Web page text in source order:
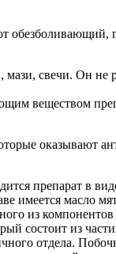
свечи. Он не
веществом
оказывают
препарат в
имеется масло
из компонентов
состоит из
отдела.